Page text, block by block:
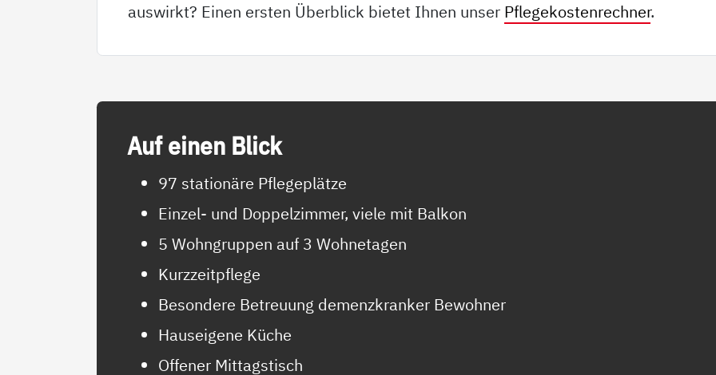
auswirkt? Einen ersten Überblick bietet Ihnen unser Pflegekostenrechner.
Auf ei­nen Blick
97 stationäre Pflegeplätze
Einzel- und Doppelzimmer, viele mit Balkon
5 Wohngruppen auf 3 Wohnetagen
Kurzzeitpflege
Besondere Betreuung demenzkranker Bewohner
Hauseigene Küche
Offener Mittagstisch